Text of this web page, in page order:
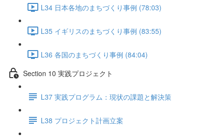
L34 日本各地のまちづくり事例 (78:03)
L35 イギリスのまちづくり事例 (83:55)
L36 各国のまちづくり事例 (84:04)
Section 10 実践プロジェクト
L37 実践プログラム：現状の課題と解決策
L38 プロジェクト計画立案